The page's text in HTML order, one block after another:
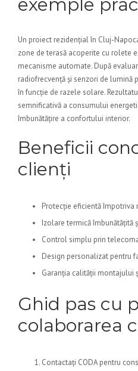
exemple
Un proiect rezidențial în Cluj-
zone de terasă acoperite cu rolete
mecanisme automate. După
radiofrecvență și senzori de
în funcție de razele solare.
semnificativă a consumului
îmbunătățire a confortului interior.
Beneficii
clienți
Protecție eficientă împotriva
Izolare termică îmbunătățită
Control simplu prin
Design personalizat pentru
Garanția calității montajului
Ghid pas cu
colaborarea
Contactați CODA pentru